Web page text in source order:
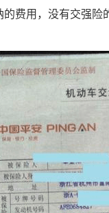
费用，没有交强